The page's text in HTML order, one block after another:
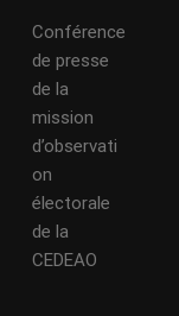
Conférence
de presse
de la
mission
d’observati
on
électorale
de la
CEDEAO